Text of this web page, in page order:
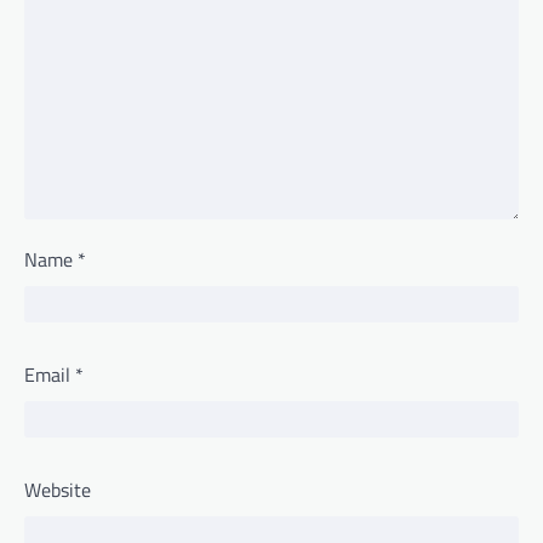
Name *
Email *
Website